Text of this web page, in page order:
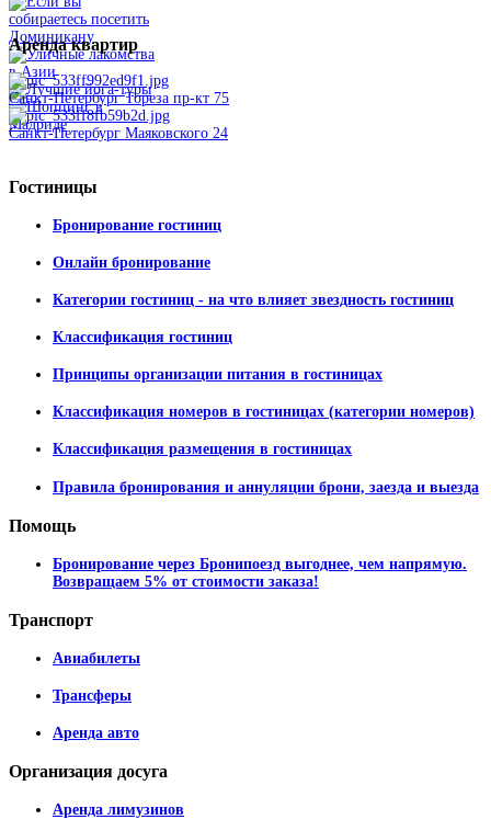
Арендаквартир
Санкт-Петербург Тореза пр-кт 75
Санкт-Петербург Маяковского 24
Гостиницы
Бронирование гостиниц
Онлайн бронирование
Категории гостиниц - на что влияет звездность гостиниц
Классификация гостиниц
Принципы организации питания в гостиницах
Классификация номеров в гостиницах (категории номеров)
Классификация размещения в гостиницах
Правила бронирования и аннуляции брони, заезда и выезда
Помощь
Бронирование через Бронипоезд выгоднее, чем напрямую.
Возвращаем 5% от стоимости заказа!
Транспорт
Авиабилеты
Трансферы
Аренда авто
Организация досуга
Аренда лимузинов